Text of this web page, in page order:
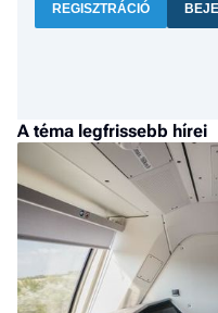
REGISZTRÁCIÓ
A téma legfrissebb hírei